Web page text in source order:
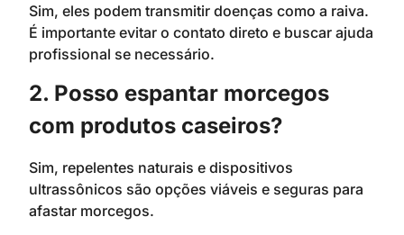
Sim, eles podem transmitir doenças como a raiva.
É importante evitar o contato direto e buscar ajuda
profissional se necessário.
2. Posso espantar morcegos
com produtos caseiros?
Sim, repelentes naturais e dispositivos
ultrassônicos são opções viáveis e seguras para
afastar morcegos.